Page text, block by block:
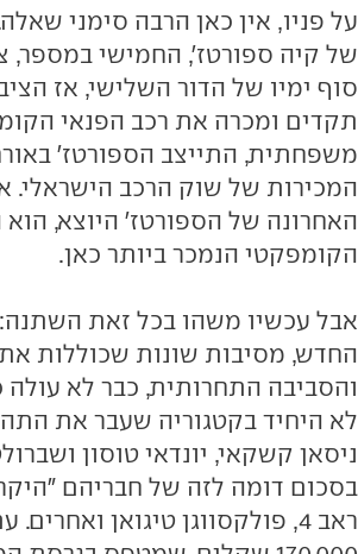
על פניו, אין כאן הרבה סימני
של קיה ספורטז', החמישי במספר,
סוף ימיו של הדור השלישי, אז
תקדים ומכרה את רכב הפנאי
משפחתית, התייצב הספורטז'
האחרונה של הספורטז' היוצא, הוא
הקומפקטי הנמכר ביותר כאן.
אבל עכשיו משהו בכל זאת
החדש, מסיבות שונות שכוללות
והסביבה התחרותית, כבר לא
לא היחיד בקטגוריה שעבר את
ניסאן קשקאי, יונדאי טוסון
ראב 4, פולקסווגן טיגואן